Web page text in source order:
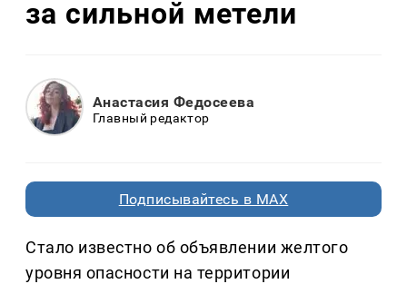
за сильной метели
Анастасия Федосеева
Главный редактор
Подписывайтесь в MAX
Стало известно об объявлении желтого
уровня опасности на территории